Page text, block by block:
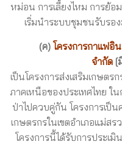
หม่อน การเลี้ยงไหม การย้อ
เริ่มนำระบบชุมชนรับรอ
(ค) โครงการกาแฟอิ
จำกัด [
เป็นโครงการส่งเสริมเกษต
ภาคเหนือของประเทศไทย
ป่าไปควบคู่กัน โครงการเ
เกษตรกรในเขตอำเภอแม่สร
โครงการนี้ได้รับการประเ